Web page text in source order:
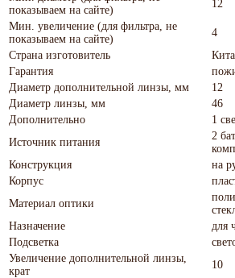
показываем на сайте)
12
Мин. увеличение (для фильтра, не
показываем на сайте)
4
Страна изготовитель
Гарантия
Диаметр дополнительной линзы, мм
12
Диаметр линзы, мм
46
Дополнительно
1
Источник питания
2
Конструкция
на
Корпус
Материал оптики
Назначение
для
Подсветка
Увеличение дополнительной линзы,
крат
10